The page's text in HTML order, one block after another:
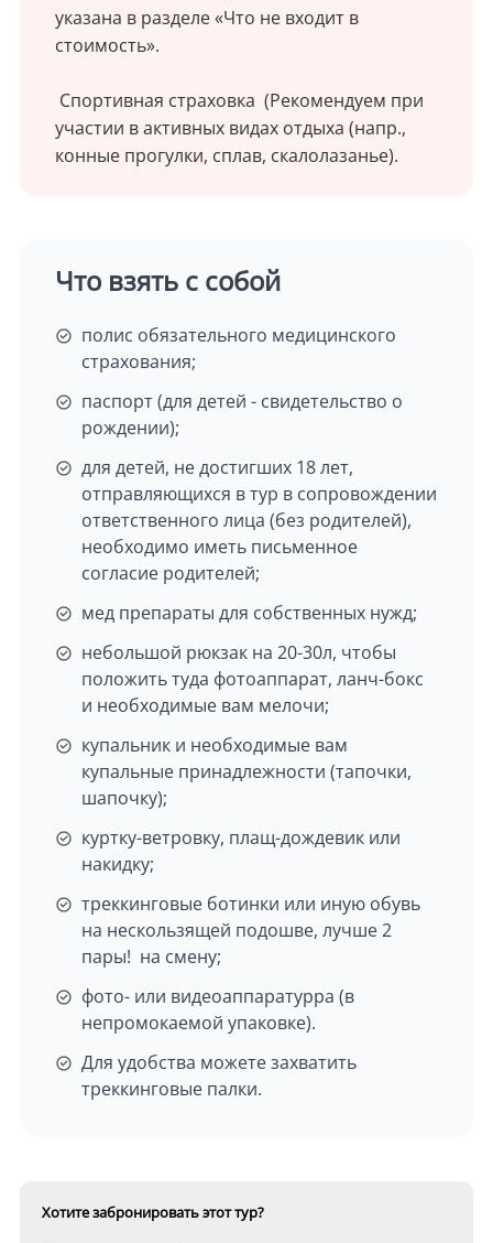
указана в разделе «Что не входит в
стоимость».
Спортивная страховка (Рекомендуем при
участии в активных видах отдыха (напр.,
конные прогулки, сплав, скалолазанье).
Что взять с собой
полис обязательного медицинского
страхования;
паспорт (для детей - свидетельство о
рождении);
для детей, не достигших 18 лет,
отправляющихся в тур в сопровождении
ответственного лица (без родителей),
необходимо иметь письменное
согласие родителей;
мед препараты для собственных нужд;
небольшой рюкзак на 20-30л, чтобы
положить туда фотоаппарат, ланч-бокс
и необходимые вам мелочи;
купальник и необходимые вам
купальные принадлежности (тапочки,
шапочку);
куртку-ветровку, плащ-дождевик или
накидку;
треккинговые ботинки или иную обувь
на нескользящей подошве, лучше 2
пары! на смену;
фото- или видеоаппаратурра (в
непромокаемой упаковке).
Для удобства можете захватить
треккинговые палки.
Хотите забронироватьэтот тур?